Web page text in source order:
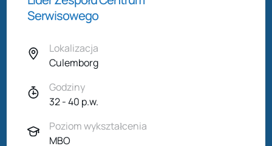
Serwisowego
Lokalizacja
Culemborg
Godziny
32 - 40 p.w.
Poziom wykształcenia
MBO